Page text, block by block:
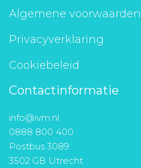
Algemene voorwaarden
Privacyverklaring
Cookiebeleid
Contactinformatie
info@ivm.nl
0888 800 400
Postbus 3089
3502 GB Utrecht